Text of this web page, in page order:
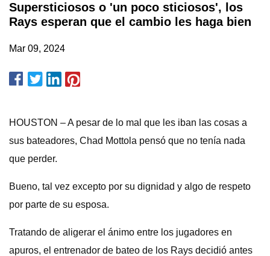
Supersticiosos o 'un poco sticiosos', los
Rays esperan que el cambio les haga bien
Mar 09, 2024
HOUSTON – A pesar de lo mal que les iban las cosas a
sus bateadores, Chad Mottola pensó que no tenía nada
que perder.
Bueno, tal vez excepto por su dignidad y algo de respeto
por parte de su esposa.
Tratando de aligerar el ánimo entre los jugadores en
apuros, el entrenador de bateo de los Rays decidió antes